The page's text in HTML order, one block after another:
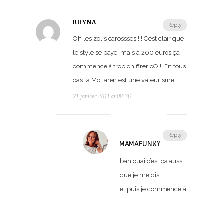
Reply
RHYNA
Oh les zolis carossses!!!! C’est clair que
le style se paye, mais à 200 euros ça
commence à trop chiffrer oO!!! En tous
cas la McLaren est une valeur sure!
21 janvier 2011 at 08:36
Reply
MAMAFUNKY
bah ouai c’est ça aussi
que je me dis…
et puis je commence à